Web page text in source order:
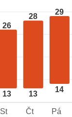
26
13
28
13
29
14
St Čt Pá